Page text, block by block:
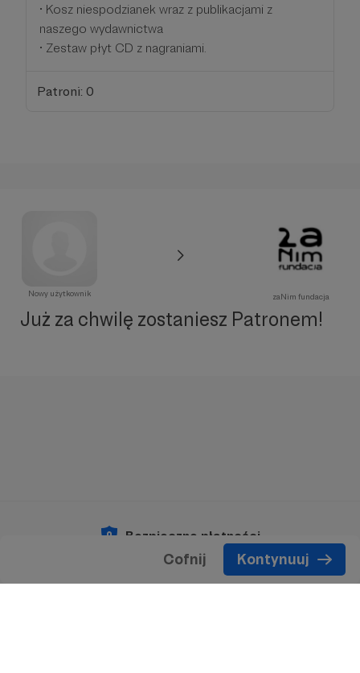
• Kosz niespodzianek wraz z publikacjami z
naszego wydawnictwa
• Zestaw płyt CD z nagraniami.
Patroni: 0
Cofnij Kontynuuj
Nowy użytkownik zaNim fundacja
Już za chwilę zostaniesz Patronem!
Bezpieczne płatności